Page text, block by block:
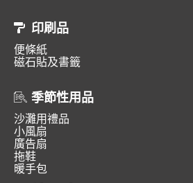
印刷品
便條紙
磁石貼及書籤
季節性用品
沙灘用禮品
小風扇
廣告扇
拖鞋
暖手包